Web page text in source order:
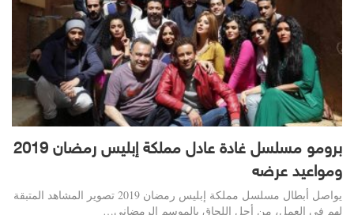
برومو مسلسل غادة عادل مملكة إبليس رمضان 2019
ومواعيد عرضه
يواصل أبطال مسلسل مملكة إبليس رمضان 2019 تصوير المشاهد المتبقة
لهم في العمل، من أجل اللحاق بالموسم الرمضاني…